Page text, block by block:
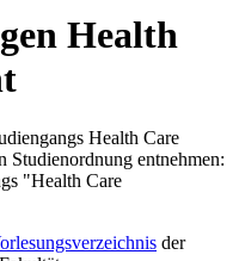
Health
Health Care
Studienordnung entnehmen:
"Health Care
der